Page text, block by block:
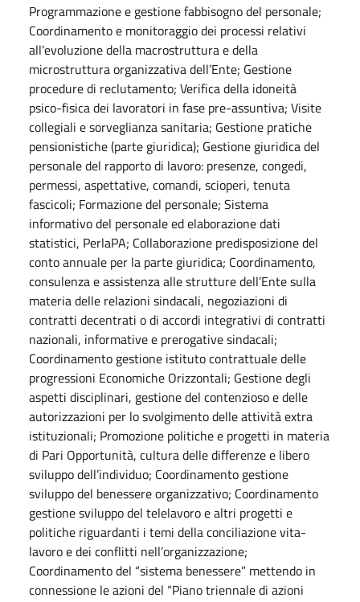
Programmazione e gestione fabbisogno del personale;
Coordinamento e monitoraggio dei processi relativi
all’evoluzione della macrostruttura e della
microstruttura organizzativa dell’Ente; Gestione
procedure di reclutamento; Verifica della idoneità
psico-fisica dei lavoratori in fase pre-assuntiva; Visite
collegiali e sorveglianza sanitaria; Gestione pratiche
pensionistiche (parte giuridica); Gestione giuridica del
personale del rapporto di lavoro: presenze, congedi,
permessi, aspettative, comandi, scioperi, tenuta
fascicoli; Formazione del personale; Sistema
informativo del personale ed elaborazione dati
statistici, PerlaPA; Collaborazione predisposizione del
conto annuale per la parte giuridica; Coordinamento,
consulenza e assistenza alle strutture dell’Ente sulla
materia delle relazioni sindacali, negoziazioni di
contratti decentrati o di accordi integrativi di contratti
nazionali, informative e prerogative sindacali;
Coordinamento gestione istituto contrattuale delle
progressioni Economiche Orizzontali; Gestione degli
aspetti disciplinari, gestione del contenzioso e delle
autorizzazioni per lo svolgimento delle attività extra
istituzionali; Promozione politiche e progetti in materia
di Pari Opportunità, cultura delle differenze e libero
sviluppo dell’individuo; Coordinamento gestione
sviluppo del benessere organizzativo; Coordinamento
gestione sviluppo del telelavoro e altri progetti e
politiche riguardanti i temi della conciliazione vita-
lavoro e dei conflitti nell’organizzazione;
Coordinamento del “sistema benessere” mettendo in
connessione le azioni del “Piano triennale di azioni